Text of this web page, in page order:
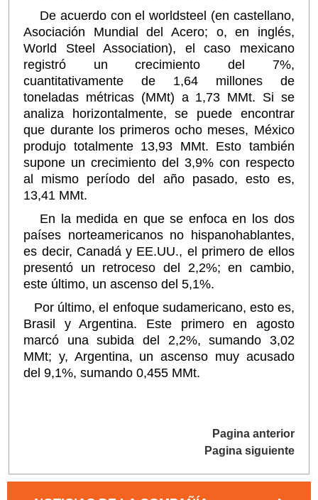
De acuerdo con el worldsteel (en castellano,
Asociación Mundial del Acero; o, en inglés,
World Steel Association), el caso mexicano
registró un crecimiento del 7%,
cuantitativamente de 1,64 millones de
toneladas métricas (MMt) a 1,73 MMt. Si se
analiza horizontalmente, se puede encontrar
que durante los primeros ocho meses, México
produjo totalmente 13,93 MMt. Esto también
supone un crecimiento del 3,9% con respecto
al mismo período del año pasado, esto es,
13,41 MMt.
En la medida en que se enfoca en los dos
países norteamericanos no hispanohablantes,
es decir, Canadá y EE.UU., el primero de ellos
presentó un retroceso del 2,2%; en cambio,
este último, un ascenso del 5,1%.
Por último, el enfoque sudamericano, esto es,
Brasil y Argentina. Este primero en agosto
marcó una subida del 2,2%, sumando 3,02
MMt; y, Argentina, un ascenso muy acusado
del 9,1%, sumando 0,455 MMt.
Pagina anterior
Pagina siguiente